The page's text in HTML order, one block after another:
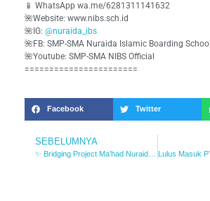
📱 WhatsApp wa.me/6281311141632
🌺Website: www.nibs.sch.id
🌺IG: @nuraida_ibs
🌺FB: SMP-SMA Nuraida Islamic Boarding School
🌺Youtube: SMP-SMA NIBS Official
=======================
Facebook Twitter
SEBELUMNYA